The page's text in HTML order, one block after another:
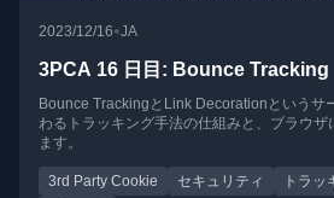
2023/12/16•JA
3PCA 16 日目: Bounce Tracking
Bounce TrackingとLink Decorationというサ
わるトラッキング手法の仕組みと、ブラウザ
ます。
3rd Party Cookie セキュリティ トラッ